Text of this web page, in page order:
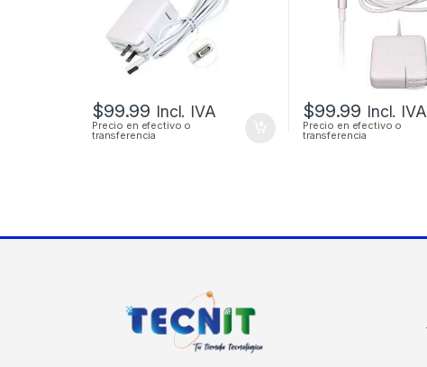
$99.99 Incl. IVA
Precio en efectivo o
transferencia
$99.99 Incl. IVA
Precio en efectivo o
transferencia